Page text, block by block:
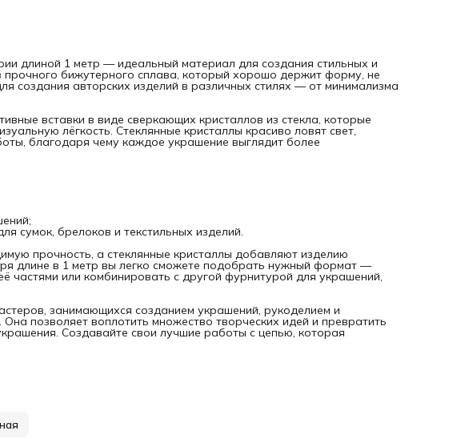
длиной 1 метр — идеальный материал для создания стильных и
бижутерного сплава, который хорошо держит форму, не
создания авторских изделий в различных стилях — от минимализма
вставки в виде сверкающих кристаллов из стекла, которые
лёгкость. Стеклянные кристаллы красиво ловят свет,
благодаря чему каждое украшение выглядит более
сумок, брелоков и текстильных изделий.
прочность, а стеклянные кристаллы добавляют изделию
длине в 1 метр вы легко сможете подобрать нужный формат —
частями или комбинировать с другой фурнитурой для украшений,
занимающихся созданием украшений, рукоделием и
позволяет воплотить множество творческих идей и превратить
Создавайте свои лучшие работы с цепью, которая